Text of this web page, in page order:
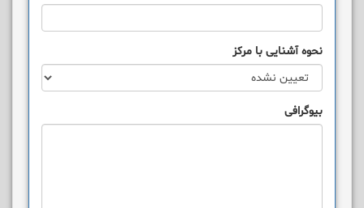
نحوه آشنایی با مرکز
بیوگرافی